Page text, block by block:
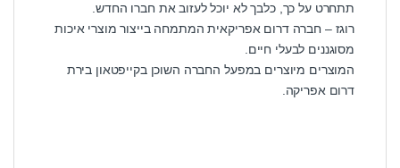
תתחרט על כך, כלבך לא יוכל לעזוב את חברו החדש.
רוגז – חברה דרום אפריקאית המתמחה בייצור מוצרי איכות
מסוגננים לבעלי חיים.
המוצרים מיוצרים במפעל החברה השוכן בקייפטאון בירת
דרום אפריקה.